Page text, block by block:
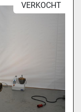
VERKOCHT